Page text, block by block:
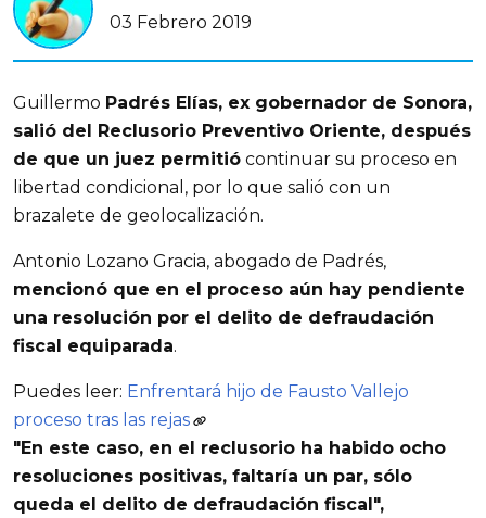
03 Febrero 2019
Guillermo Padrés Elías, ex gobernador de Sonora,
salió del Reclusorio Preventivo Oriente, después
de que un juez permitió continuar su proceso en
libertad condicional, por lo que salió con un
brazalete de geolocalización.
Antonio Lozano Gracia, abogado de Padrés,
mencionó que en el proceso aún hay pendiente
una resolución por el delito de defraudación
fiscal equiparada.
Puedes leer: Enfrentará hijo de Fausto Vallejo
proceso tras las rejas
"En este caso, en el reclusorio ha habido ocho
resoluciones positivas, faltaría un par, sólo
queda el delito de defraudación fiscal",